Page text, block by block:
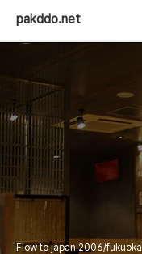
pakddo.net
Flow to japan 2006/fukuoka